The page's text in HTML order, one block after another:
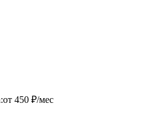
:от 450 ₽/мес